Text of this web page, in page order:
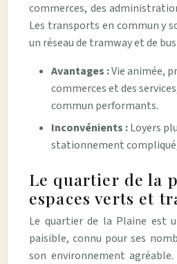
commerces, des
Les transports en commun y
un réseau de tramway et de
Avantages :Vie animée,
commerces et des
commun performants.
Inconvénients :Loyers
stationnement
Le quartier de la
espaces verts et
Le quartier de la Plaine est
paisible, connu pour ses
son environnement